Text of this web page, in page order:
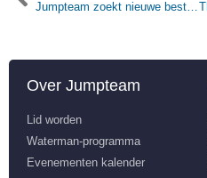
Jumpteam zoekt nieuwe bestuursleden
Over Jumpteam
Lid worden
Waterman-programma
Evenementen kalender